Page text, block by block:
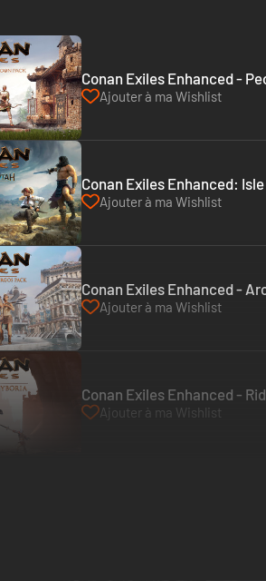
Conan Exiles Enhanced -
Ajouter à ma Wishlist
Conan Exiles Enhanced:
Ajouter à ma Wishlist
Conan Exiles Enhanced -
Ajouter à ma Wishlist
Conan Exiles Enhanced -
Ajouter à ma Wishlist